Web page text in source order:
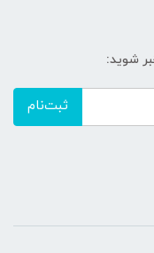
شوید:
ثبت‌نام